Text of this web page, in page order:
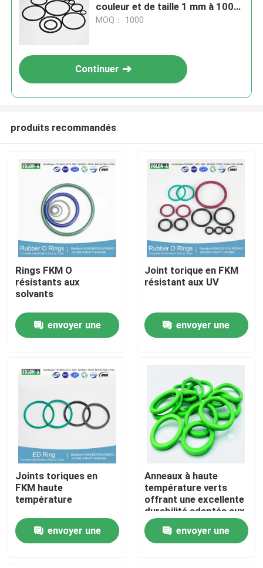
Aperçu
Produits
A propos de nous
Visite d'usine
Contrôle de la qualité
Contact
nouvelles
Tous les cas
couleur et de taille 1 mm à 1000
mm pour les applications
MOQ： 1000
Continuer
produits recommandés
Rings FKM O
résistants aux
solvants
envoyer une
Joint torique en FKM
résistant aux UV
envoyer une
Joints toriques en
FKM haute
température
envoyer une
Anneaux à haute
température verts
offrant une excellente
durabilité adaptés aux
secteurs du pétrole,
du gaz et de l'énergie
nécessitant des
envoyer une